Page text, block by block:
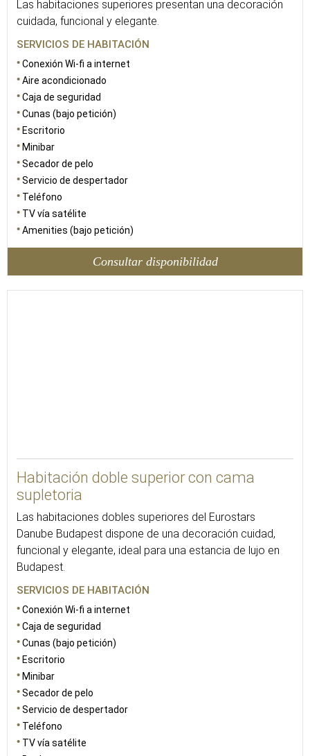
Las habitaciones superiores presentan una decoración
cuidada, funcional y elegante.
SERVICIOS DE HABITACIÓN
Conexión Wi-fi a internet
Aire acondicionado
Caja de seguridad
Cunas (bajo petición)
Escritorio
Minibar
Secador de pelo
Servicio de despertador
Teléfono
TV vía satélite
Amenities (bajo petición)
Consultar disponibilidad
Habitación doble superior con cama
supletoria
Las habitaciones dobles superiores del Eurostars
Danube Budapest dispone de una decoración cuidad,
funcional y elegante, ideal para una estancia de lujo en
Budapest.
SERVICIOS DE HABITACIÓN
Conexión Wi-fi a internet
Caja de seguridad
Cunas (bajo petición)
Escritorio
Minibar
Secador de pelo
Servicio de despertador
Teléfono
TV vía satélite